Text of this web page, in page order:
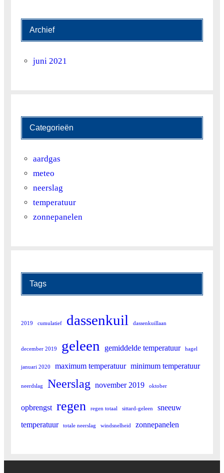
Archief
juni 2021
Categorieën
aardgas
meteo
neerslag
temperatuur
zonnepanelen
Tags
2019 cumulatief dassenkuil dassenkuillaan
december 2019 geleen gemiddelde temperatuur hagel
januari 2020 maximum temperatuur minimum temperatuur
neerdslag Neerslag november 2019 oktober
opbrengst regen regen totaal sittard-geleen
sneeuw
temperatuur
totale neerslag windsnelheid zonnepanelen